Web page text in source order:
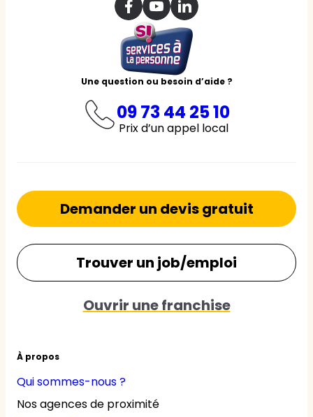
Une question ou besoin d’aide ?
09 73 44 25 10
Prix d’un appel local
À propos
Qui sommes-nous ?
Nos agences de proximité
Demander un devis gratuit
Trouver un job/emploi
Ouvrir une franchise